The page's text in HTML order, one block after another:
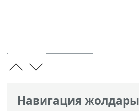
Навигация жолдары